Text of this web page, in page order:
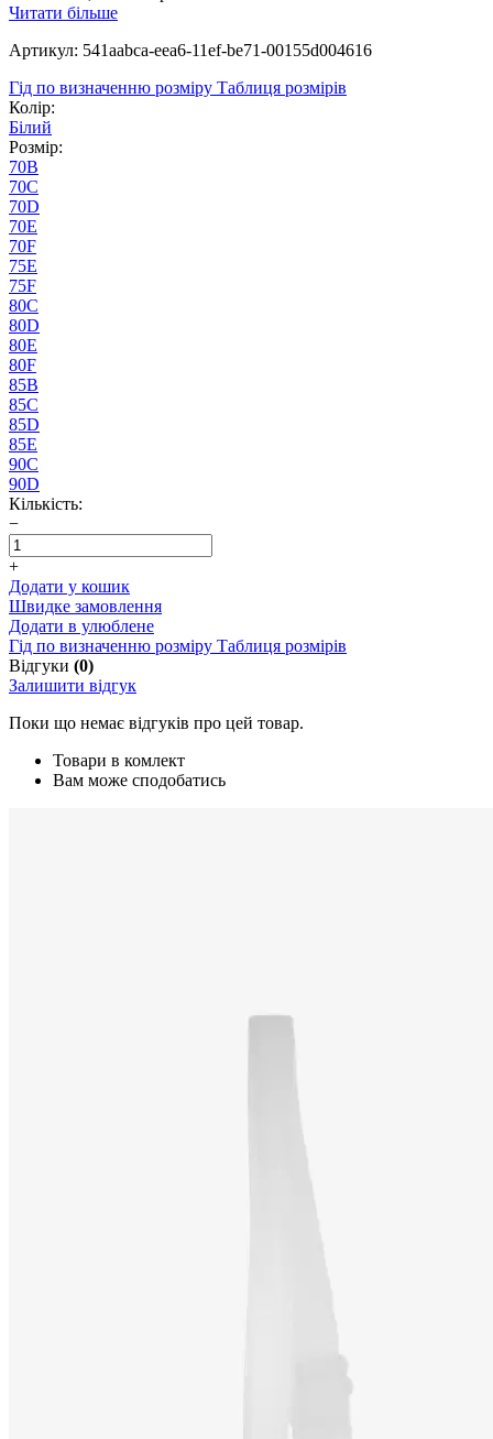
Читати більше
Артикул: 541aabca-eea6-11ef-be71-00155d004616
Гід по визначенню розміру Таблиця розмірів
Колір:
Білий
Розмір:
70B
70C
70D
70E
70F
75E
75F
80C
80D
80E
80F
85B
85C
85D
85E
90C
90D
Кількість:
−
+
Додати у кошик
Швидке замовлення
Додати в улюблене
Гід по визначенню розміру Таблиця розмірів
Відгуки (0)
Залишити відгук
Поки що немає відгуків про цей товар.
Товари в комлект
Вам може сподобатись